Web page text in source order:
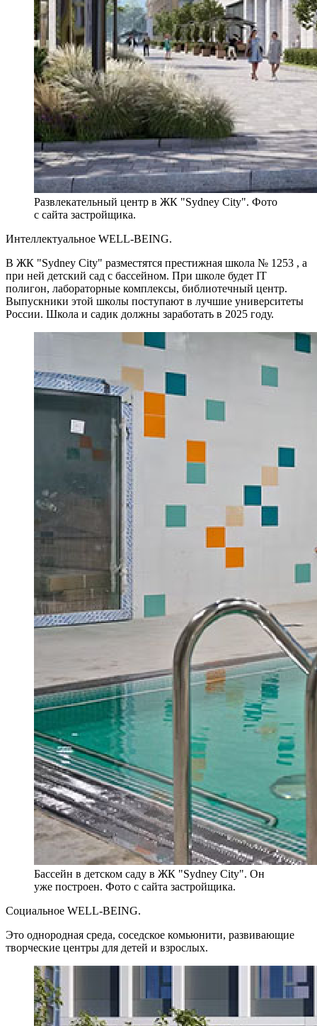
Развлекательный центр в ЖК "Sydney City". Фото
с сайта застройщика.
Интеллектуальное WELL-BEING.
В ЖК "Sydney City" разместятся престижная школа № 1253 , а
при ней детский сад с бассейном. При школе будет IT
полигон, лабораторные комплексы, библиотечный центр.
Выпускники этой школы поступают в лучшие университеты
России. Школа и садик должны заработать в 2025 году.
Бассейн в детском саду в ЖК "Sydney City". Он
уже построен. Фото с сайта застройщика.
Социальное WELL-BEING.
Это однородная среда, соседское комьюнити, развивающие
творческие центры для детей и взрослых.